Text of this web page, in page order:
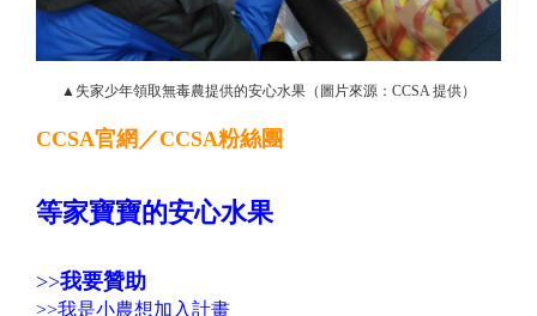
▲失家少年領取無毒農提供的安心水果（圖片來源：CCSA 提供）
CCSA官網 ／CCSA粉絲團
等家寶寶的安心水果
>>我要贊助
>>我是小農想加入計畫